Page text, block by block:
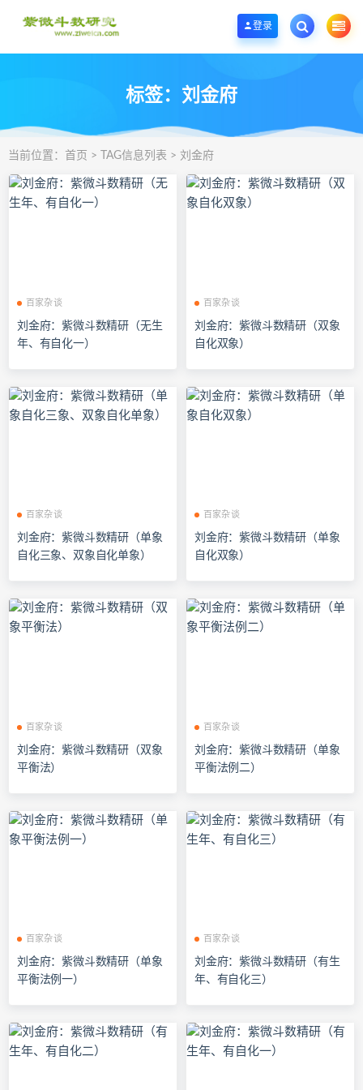
欢迎您光临紫微斗数学堂，一个优质的紫微斗数研究学习基地。
登录
标签：刘金府
当前位置： 首页 > TAG信息列表 > 刘金府
百家杂谈
刘金府：紫微斗数精研（无生
年、有自化一）
百家杂谈
刘金府：紫微斗数精研（双象
自化双象）
百家杂谈
刘金府：紫微斗数精研（单象
自化三象、双象自化单象）
百家杂谈
刘金府：紫微斗数精研（单象
自化双象）
百家杂谈
刘金府：紫微斗数精研（双象
平衡法）
百家杂谈
刘金府：紫微斗数精研（单象
平衡法例二）
百家杂谈
刘金府：紫微斗数精研（单象
平衡法例一）
百家杂谈
刘金府：紫微斗数精研（有生
年、有自化三）